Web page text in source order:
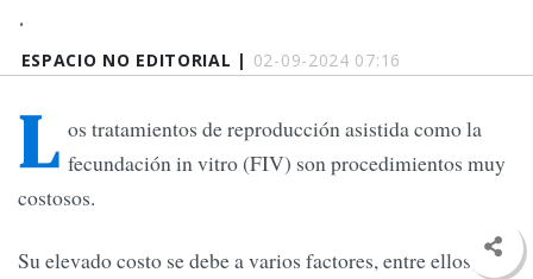
ESPACIO NO EDITORIAL | 02-09-2024 07:16
.
L os tratamientos de reproducción asistida como la
fecundación in vitro (FIV) son procedimientos muy
costosos.
Su elevado costo se debe a varios factores, entre ellos,